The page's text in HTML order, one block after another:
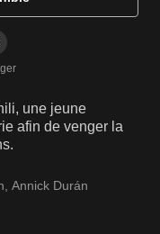
une jeune
afin de venger la
, Annick Durán